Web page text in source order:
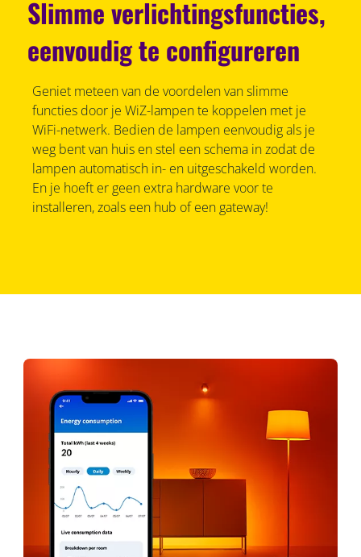
Slimme verlichtingsfuncties,
eenvoudig te configureren
Geniet meteen van de voordelen van slimme
functies door je WiZ-lampen te koppelen met je
WiFi-netwerk. Bedien de lampen eenvoudig als je
weg bent van huis en stel een schema in zodat de
lampen automatisch in- en uitgeschakeld worden.
En je hoeft er geen extra hardware voor te
installeren, zoals een hub of een gateway!